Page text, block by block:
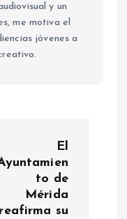
y un
me motiva el
jóvenes a
El
to de
Mérida
reafirma su